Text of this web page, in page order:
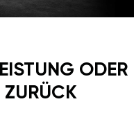
ODER
ZURÜCK